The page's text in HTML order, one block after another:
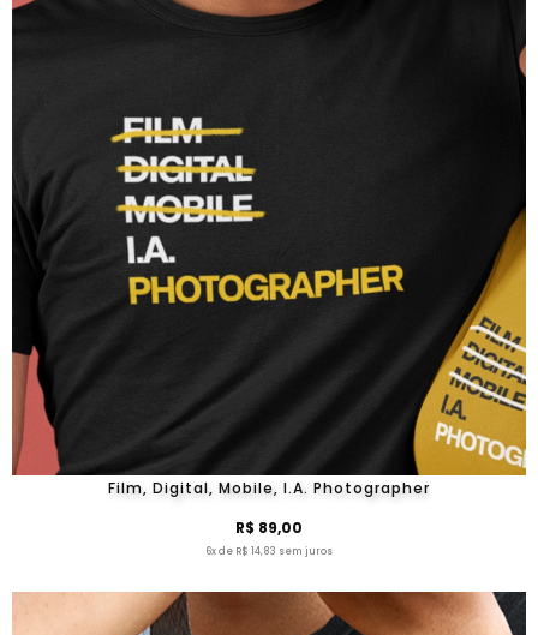
Film, Digital, Mobile, I.A. Photographer
R$ 89,00
6x de R$ 14,83 sem juros